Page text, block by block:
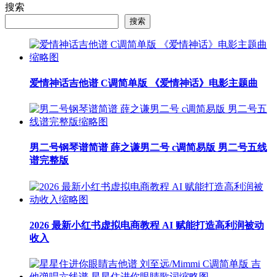
搜索
搜索
爱情神话吉他谱 C调简单版 《爱情神话》电影主题曲
男二号钢琴谱简谱 薛之谦男二号 c调简易版 男二号五线
谱完整版
2026 最新小红书虚拟电商教程 AI 赋能打造高利润被动
收入